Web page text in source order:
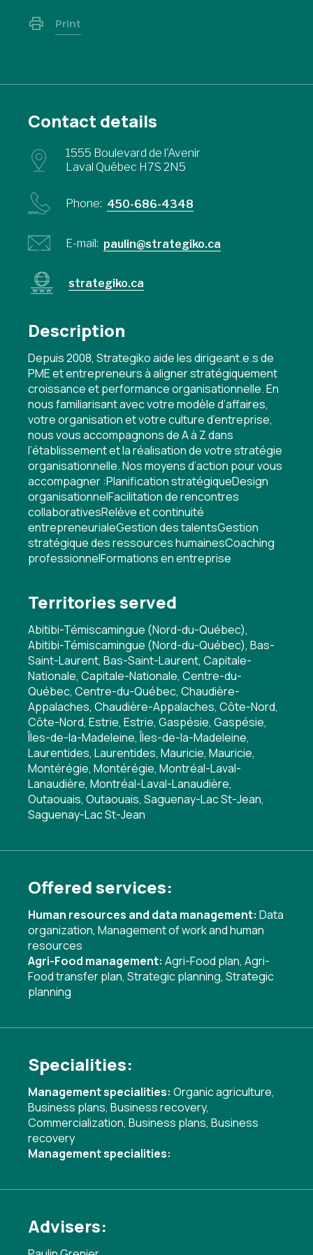
Print
Contact details
1555 Boulevard de l'Avenir
Laval Québec H7S 2N5
Phone: 450-686-4348
E-mail: paulin@strategiko.ca
strategiko.ca
Description
Depuis 2008, Strategiko aide les dirigeant.e.s de
PME et entrepreneurs à aligner stratégiquement
croissance et performance organisationnelle. En
nous familiarisant avec votre modèle d’affaires,
votre organisation et votre culture d’entreprise,
nous vous accompagnons de A à Z dans
l’établissement et la réalisation de votre stratégie
organisationnelle. Nos moyens d’action pour vous
accompagner :Planification stratégiqueDesign
organisationnelFacilitation de rencontres
collaborativesRelève et continuité
entrepreneurialeGestion des talentsGestion
stratégique des ressources humainesCoaching
professionnelFormations en entreprise
Territories served
Abitibi-Témiscamingue (Nord-du-Québec),
Abitibi-Témiscamingue (Nord-du-Québec), Bas-
Saint-Laurent, Bas-Saint-Laurent, Capitale-
Nationale, Capitale-Nationale, Centre-du-
Québec, Centre-du-Québec, Chaudière-
Appalaches, Chaudière-Appalaches, Côte-Nord,
Côte-Nord, Estrie, Estrie, Gaspésie, Gaspésie,
Îles-de-la-Madeleine, Îles-de-la-Madeleine,
Laurentides, Laurentides, Mauricie, Mauricie,
Montérégie, Montérégie, Montréal-Laval-
Lanaudière, Montréal-Laval-Lanaudière,
Outaouais, Outaouais, Saguenay-Lac St-Jean,
Saguenay-Lac St-Jean
Offered services:
Human resources and data management: Data
organization, Management of work and human
resources
Agri-Food management: Agri-Food plan, Agri-
Food transfer plan, Strategic planning, Strategic
planning
Specialities:
Management specialities: Organic agriculture,
Business plans, Business recovery,
Commercialization, Business plans, Business
recovery
Management specialities:
Advisers: